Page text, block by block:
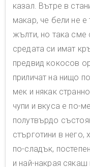
казал. Вътре в
макар, че бели не
жълти, но така сме
средата си имат
предвид кокосов
приличат на нищо
мек и някак
чупи и вкуса е по-
полутвърдо
стърготини в него,
по-сладък,
и най-накрая